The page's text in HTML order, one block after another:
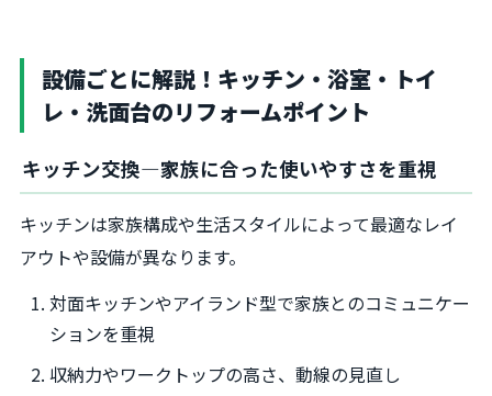
設備ごとに解説！キッチン・浴室・トイ
レ・洗面台のリフォームポイント
キッチン交換―家族に合った使いやすさを重視
キッチンは家族構成や生活スタイルによって最適なレイ
アウトや設備が異なります。
対面キッチンやアイランド型で家族とのコミュニケー
ションを重視
収納力やワークトップの高さ、動線の見直し